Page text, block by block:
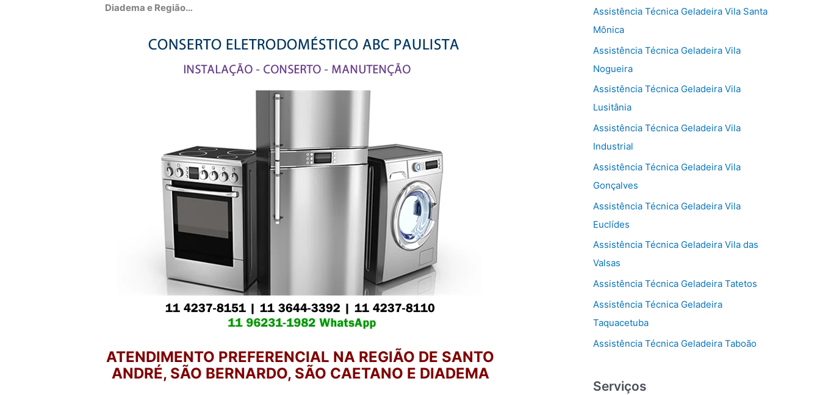
Diadema e Região…
ATENDIMENTO PREFERENCIAL NA REGIÃO DE SANTO
ANDRÉ, SÃO BERNARDO, SÃO CAETANO E DIADEMA
Assistência Técnica Geladeira Vila Santa
Mônica
Assistência Técnica Geladeira Vila
Nogueira
Assistência Técnica Geladeira Vila
Lusitânia
Assistência Técnica Geladeira Vila
Industrial
Assistência Técnica Geladeira Vila
Gonçalves
Assistência Técnica Geladeira Vila
Euclídes
Assistência Técnica Geladeira Vila das
Valsas
Assistência Técnica Geladeira Tatetos
Assistência Técnica Geladeira
Taquacetuba
Assistência Técnica Geladeira Taboão
Serviços